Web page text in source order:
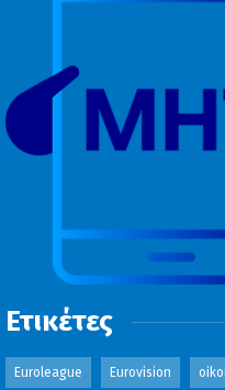
Ετικέτες
Euroleague Eurovision